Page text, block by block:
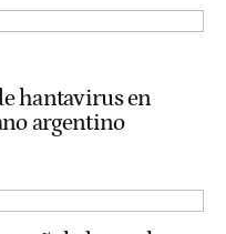
hantavirus en
argentino